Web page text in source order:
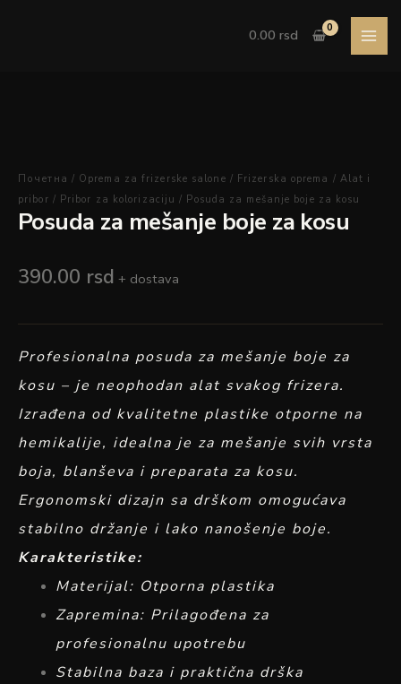
0.00rsd
Почетна / Oprema za frizerske salone / Frizerska oprema / Alat i
pribor / Pribor za kolorizaciju / Posuda za mešanje boje za kosu
Posuda za mešanje boje za kosu
390.00 rsd + dostava
Profesionalna posuda za mešanje boje za
kosu – je neophodan alat svakog frizera.
Izrađena od kvalitetne plastike otporne na
hemikalije, idealna je za mešanje svih vrsta
boja, blanševa i preparata za kosu.
Ergonomski dizajn sa drškom omogućava
stabilno držanje i lako nanošenje boje.
Karakteristike:
Materijal: Otporna plastika
Zapremina: Prilagođena za
profesionalnu upotrebu
Stabilna baza i praktična drška